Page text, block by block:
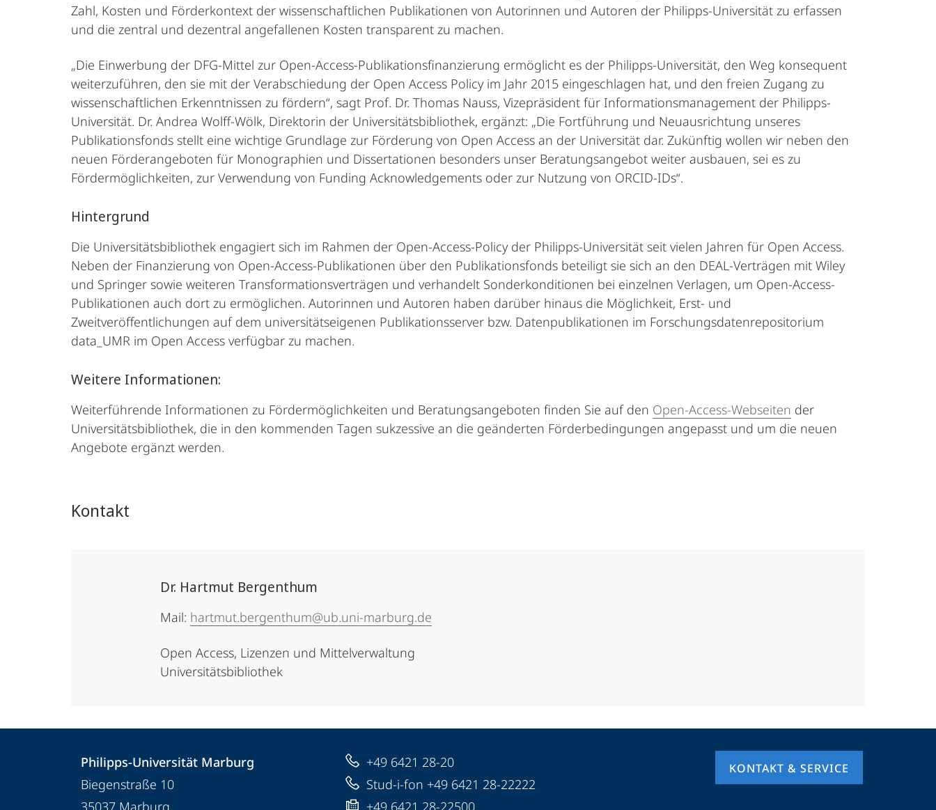
Zahl, Kosten und Förderkontext der wissenschaftlichen Publikationen von Autorinnen und Autoren der Philipps-Universität zu erfassen
und die zentral und dezentral angefallenen Kosten transparent zu machen.
„Die Einwerbung der DFG-Mittel zur Open-Access-Publikationsfinanzierung ermöglicht es der Philipps-Universität, den Weg konsequent
weiterzuführen, den sie mit der Verabschiedung der Open Access Policy im Jahr 2015 eingeschlagen hat, und den freien Zugang zu
wissenschaftlichen Erkenntnissen zu fördern“, sagt Prof. Dr. Thomas Nauss, Vizepräsident für Informationsmanagement der Philipps-
Universität. Dr. Andrea Wolff-Wölk, Direktorin der Universitätsbibliothek, ergänzt: „Die Fortführung und Neuausrichtung unseres
Publikationsfonds stellt eine wichtige Grundlage zur Förderung von Open Access an der Universität dar. Zukünftig wollen wir neben den
neuen Förderangeboten für Monographien und Dissertationen besonders unser Beratungsangebot weiter ausbauen, sei es zu
Fördermöglichkeiten, zur Verwendung von Funding Acknowledgements oder zur Nutzung von ORCID-IDs“.
Hintergrund
Die Universitätsbibliothek engagiert sich im Rahmen der Open-Access-Policy der Philipps-Universität seit vielen Jahren für Open Access.
Neben der Finanzierung von Open-Access-Publikationen über den Publikationsfonds beteiligt sie sich an den DEAL-Verträgen mit Wiley
und Springer sowie weiteren Transformationsverträgen und verhandelt Sonderkonditionen bei einzelnen Verlagen, um Open-Access-
Publikationen auch dort zu ermöglichen. Autorinnen und Autoren haben darüber hinaus die Möglichkeit, Erst- und
Zweitveröffentlichungen auf dem universitätseigenen Publikationsserver bzw. Datenpublikationen im Forschungsdatenrepositorium
data_UMR im Open Access verfügbar zu machen.
Weitere Informationen:
Weiterführende Informationen zu Fördermöglichkeiten und Beratungsangeboten finden Sie auf den Open-Access-Webseiten der
Universitätsbibliothek, die in den kommenden Tagen sukzessive an die geänderten Förderbedingungen angepasst und um die neuen
Angebote ergänzt werden.
Kontakt
Dr. Hartmut Bergenthum
Mail: hartmut.bergenthum@ub.uni-marburg.de
Open Access, Lizenzen und Mittelverwaltung
Universitätsbibliothek
Informationen
Kontaktinformationen
Philipps-
Universität
Philipps-Universität Marburg
Biegenstraße 10
35037 Marburg
+49 6421 28-20
Stud-i-fon +49 6421 28-22222
+49 6421 28-22500
KONTAKT & SERVICE